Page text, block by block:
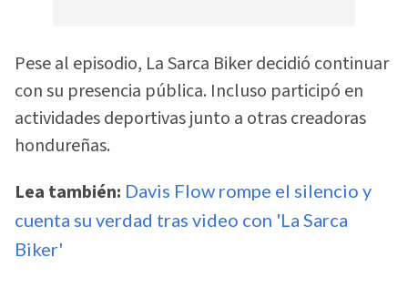
Pese al episodio, La Sarca Biker decidió continuar
con su presencia pública. Incluso participó en
actividades deportivas junto a otras creadoras
hondureñas.
Lea también: Davis Flow rompe el silencio y
cuenta su verdad tras video con 'La Sarca
Biker'